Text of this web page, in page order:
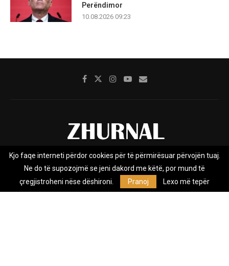
Perëndimor
10.08.2026 09:23
Rreth nesh Impresumi Marketing
Kontakt
Privacy Policy
Zhurnal.mk është Agjenci e Lajmeve e pavarur, e themeluar në vitin
Kjo faqe interneti përdor cookies për të përmirësuar përvojën tuaj.
Ne do të supozojmë se jeni dakord me këtë, por mund të
çregjistroheni nëse dëshironi.
Pranoj Lexo më tepër